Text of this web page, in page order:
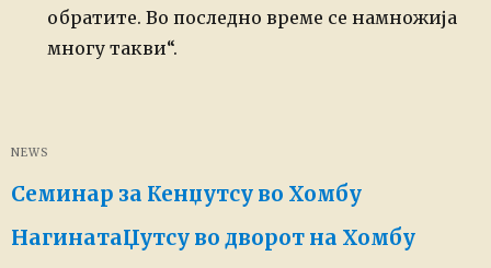
обратите. Во последно време се намножија
многу такви“.
NEWS
Семинар за Кенџутсу во Хомбу
НагинатаЏутсу во дворот на Хомбу